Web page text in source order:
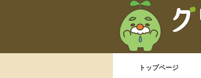
トップページ